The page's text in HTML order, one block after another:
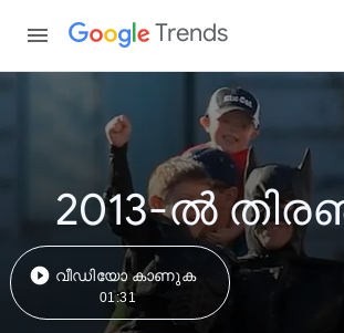
Trends
2013-ൽ
വീഡിയോ കാണുക
01:31